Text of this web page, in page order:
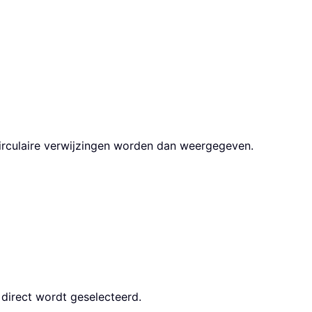
verwijzingen worden dan weergegeven.
wordt geselecteerd.